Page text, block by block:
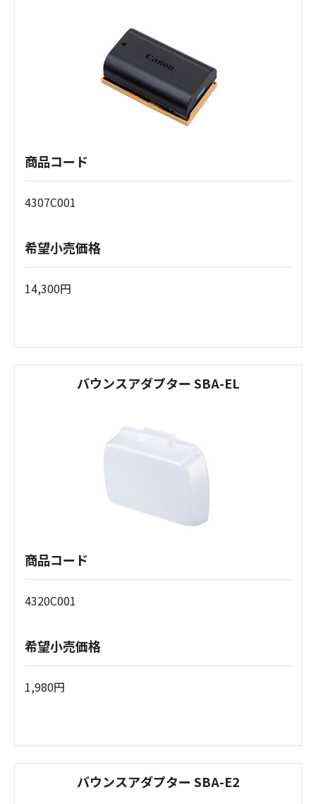
商品コード
4307C001
希望小売価格
14,300円
バウンスアダプター SBA-EL
商品コード
4320C001
希望小売価格
1,980円
バウンスアダプター SBA-E2